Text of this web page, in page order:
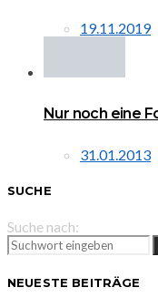
19.11.2019
Nur noch eine
31.01.2013
SUCHE
Suche nach:
NEUESTE BEITRÄGE